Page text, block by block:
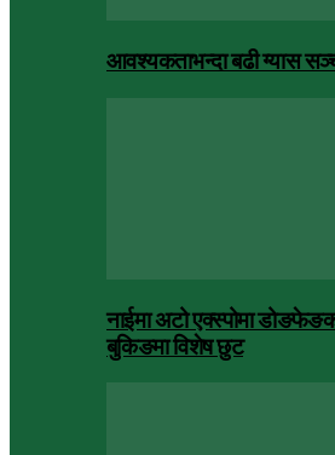
आवश्यकताभन्दा बढी ग्यास
नाईमा अटो एक्स्पोमा
बुकिङमा विशेष छुट